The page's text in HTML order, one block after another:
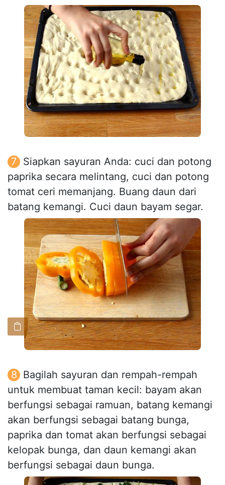
Siapkan sayuran Anda: cuci dan potong
paprika secara melintang, cuci dan potong
tomat ceri memanjang. Buang daun dari
batang kemangi. Cuci daun bayam segar.
Bagilah sayuran dan rempah-rempah
untuk membuat taman kecil: bayam akan
berfungsi sebagai ramuan, batang kemangi
akan berfungsi sebagai batang bunga,
paprika dan tomat akan berfungsi sebagai
kelopak bunga, dan daun kemangi akan
berfungsi sebagai daun bunga.